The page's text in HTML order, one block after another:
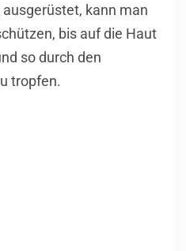
kann man
bis auf die Haut
so durch den
tropfen.